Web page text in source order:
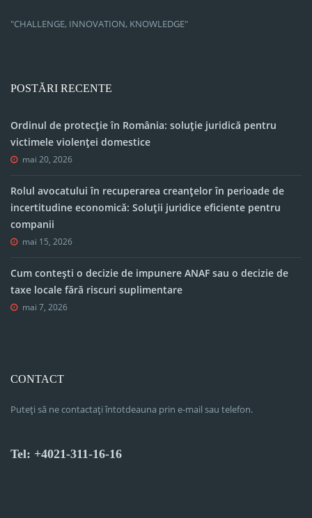
"CHALLENGE, INNOVATION, KNOWLEDGE"
POSTĂRI RECENTE
Ordinul de protecție în România: soluție juridică pentru
victimele violenței domestice
mai 20, 2026
Rolul avocatului în recuperarea creanțelor în perioade de
incertitudine economică: Soluții juridice eficiente pentru
companii
mai 15, 2026
Cum contești o decizie de impunere ANAF sau o decizie de
taxe locale fără riscuri suplimentare
mai 7, 2026
CONTACT
Puteți să ne contactați întotdeauna prin e-mail sau telefon.
Tel: +4021-311-16-16